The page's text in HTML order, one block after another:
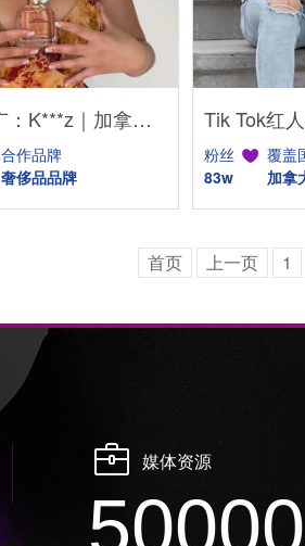
Tik Tok红人推广：K***z｜加拿大 时尚
合作品牌
奢侈品品牌
粉丝
83w
覆盖
加拿
首页 上一页 1
媒体资源
50000